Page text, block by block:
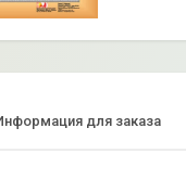
для заказа